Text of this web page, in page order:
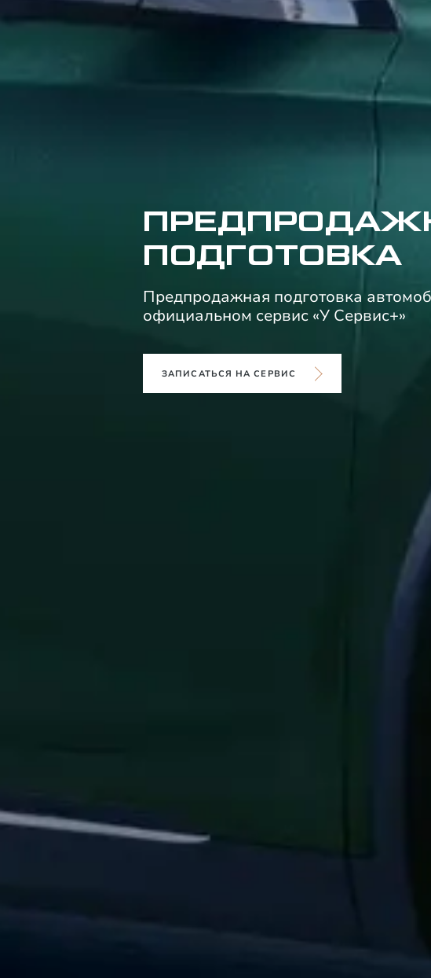
ПОДГОТОВКА
Предпродажная подготовка
официальном сервис «У Сервис+»
ЗАПИСАТЬСЯ НА СЕРВИС